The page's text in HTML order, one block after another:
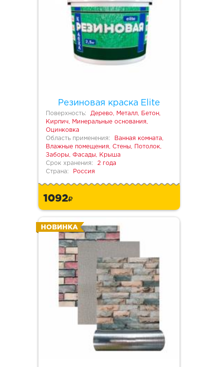
Резиновая краска Elite
Поверхность:
Дерево, Металл, Бетон,
Кирпич, Минеральные основания,
Оцинковка
Область применения:
Ванная комната,
Влажные помещения, Стены, Потолок,
Заборы, Фасады, Крыша
Срок хранения:
2 года
Страна:
Россия
1092
НОВИНКА